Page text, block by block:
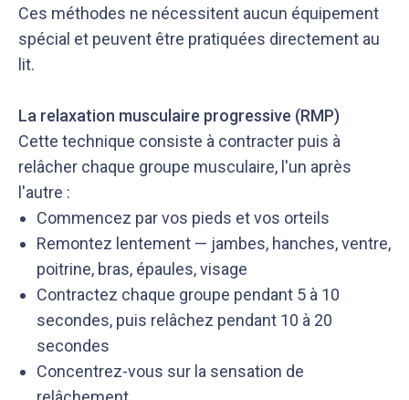
Ces méthodes ne nécessitent aucun équipement
spécial et peuvent être pratiquées directement au
lit.
La relaxation musculaire progressive (RMP)
Cette technique consiste à contracter puis à
relâcher chaque groupe musculaire, l'un après
l'autre :
Commencez par vos pieds et vos orteils
Remontez lentement — jambes, hanches, ventre,
poitrine, bras, épaules, visage
Contractez chaque groupe pendant 5 à 10
secondes, puis relâchez pendant 10 à 20
secondes
Concentrez-vous sur la sensation de